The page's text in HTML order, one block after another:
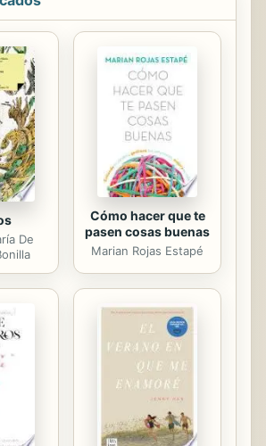
latinoamericanas. El sueño de Leeroy
Garbutt de ser el primer galán
afrolatino en protagonizar una
telenovela sugiere un camino de
grandes expectativas para el lector,
ya que Leeroy no solo debe
enfrentar los obstáculos de una
carrera en el sinuoso mundo del
entretenimiento, también...
De
Cómo hacer que te
pasen cosas buenas
Marian Rojas Estapé